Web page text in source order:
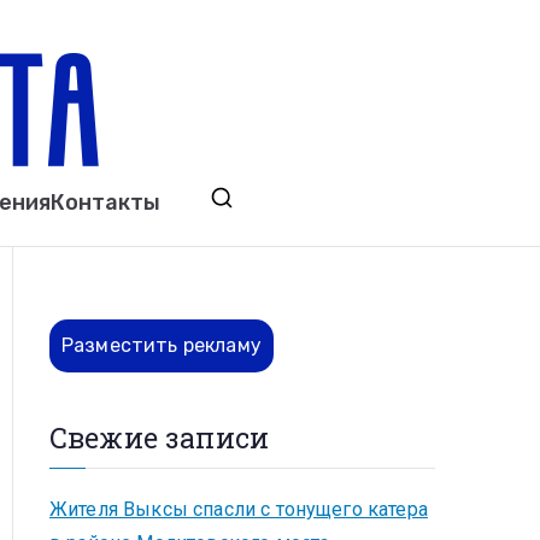
Выкса. Муром. Кулебаки. Навашино,
Контакты
Разместить рекламу
Свежие записи
Жителя Выксы спасли с тонущего катера